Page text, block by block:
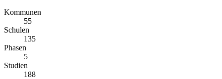
Kommunen
55
Schulen
135
Phasen
5
Studien
188